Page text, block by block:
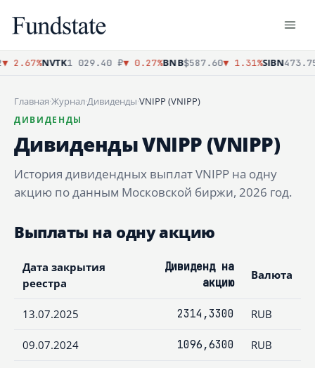
2.67%NVTK1 029.40 ₽▼ 0.27%BNB$587.60▼ 1.31%SIBN
Главная·Журнал·Дивиденды·VNIPP (VNIPP)
ДИВИДЕНДЫ
Дивиденды VNIPP (VNIPP)
История дивидендных выплат VNIPP на одну
акцию по данным Московской биржи, 2026 год.
Выплаты на одну акцию
Дата закрытия
реестра
Дивиденд на
акцию
Валюта
13.07.2025 2314,3300 RUB
09.07.2024 1096,6300 RUB